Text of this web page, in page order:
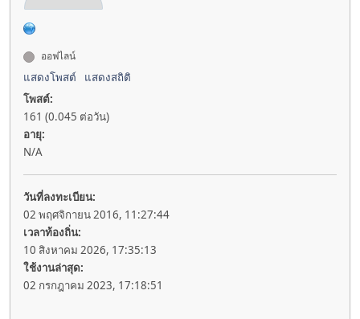
ออฟไลน์
แสดงโพสต์
แสดงสถิติ
โพสต์:
161 (0.045 ต่อวัน)
อายุ:
N/A
วันที่ลงทะเบียน:
02 พฤศจิกายน 2016, 11:27:44
เวลาท้องถิ่น:
10 สิงหาคม 2026, 17:35:13
ใช้งานล่าสุด:
02 กรกฎาคม 2023, 17:18:51